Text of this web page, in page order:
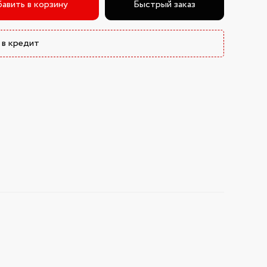
в корзину Быстрый заказ
кредит